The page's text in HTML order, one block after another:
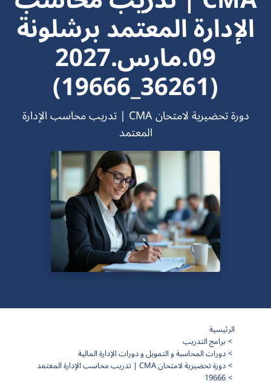
الإدارة المعتمد برشلونة
09.مارس.2027
(36261_19666)
دورة تحضيرية لامتحان CMA | تدريب محاسب الإدارة
المعتمد
الرئيسية
برامج التدريب
دورات المحاسبة و التمويل و دورات الإدارة المالية
دورة تحضيرية لامتحان CMA | تدريب محاسب الإدارة المعتمد
19666